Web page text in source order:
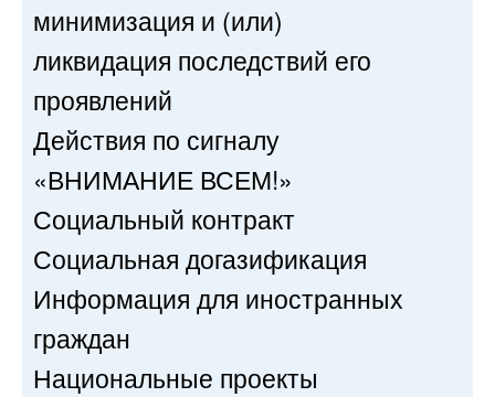
минимизация и (или)
ликвидация последствий его
проявлений
Действия по сигналу
«ВНИМАНИЕ ВСЕМ!»
Социальный контракт
Социальная догазификация
Информация для иностранных
граждан
Национальные проекты